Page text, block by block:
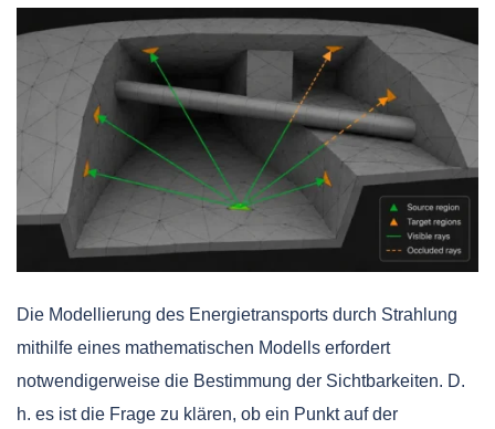
Die Modellierung des Energietransports durch Strahlung
mithilfe eines mathematischen Modells erfordert
notwendigerweise die Bestimmung der Sichtbarkeiten. D.
h. es ist die Frage zu klären, ob ein Punkt auf der